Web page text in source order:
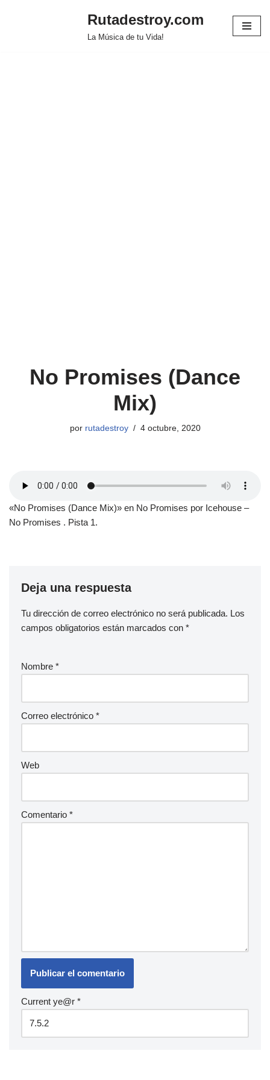
Rutadestroy.com
La Música de tu Vida!
No Promises (Dance
Mix)
por rutadestroy 4 octubre, 2020
«No Promises (Dance Mix)» en No Promises por Icehouse –
No Promises . Pista 1.
Deja una respuesta
Tu dirección de correo electrónico no será publicada. Los
campos obligatorios están marcados con *
Nombre *
Correo electrónico *
Web
Comentario *
Current ye@r *